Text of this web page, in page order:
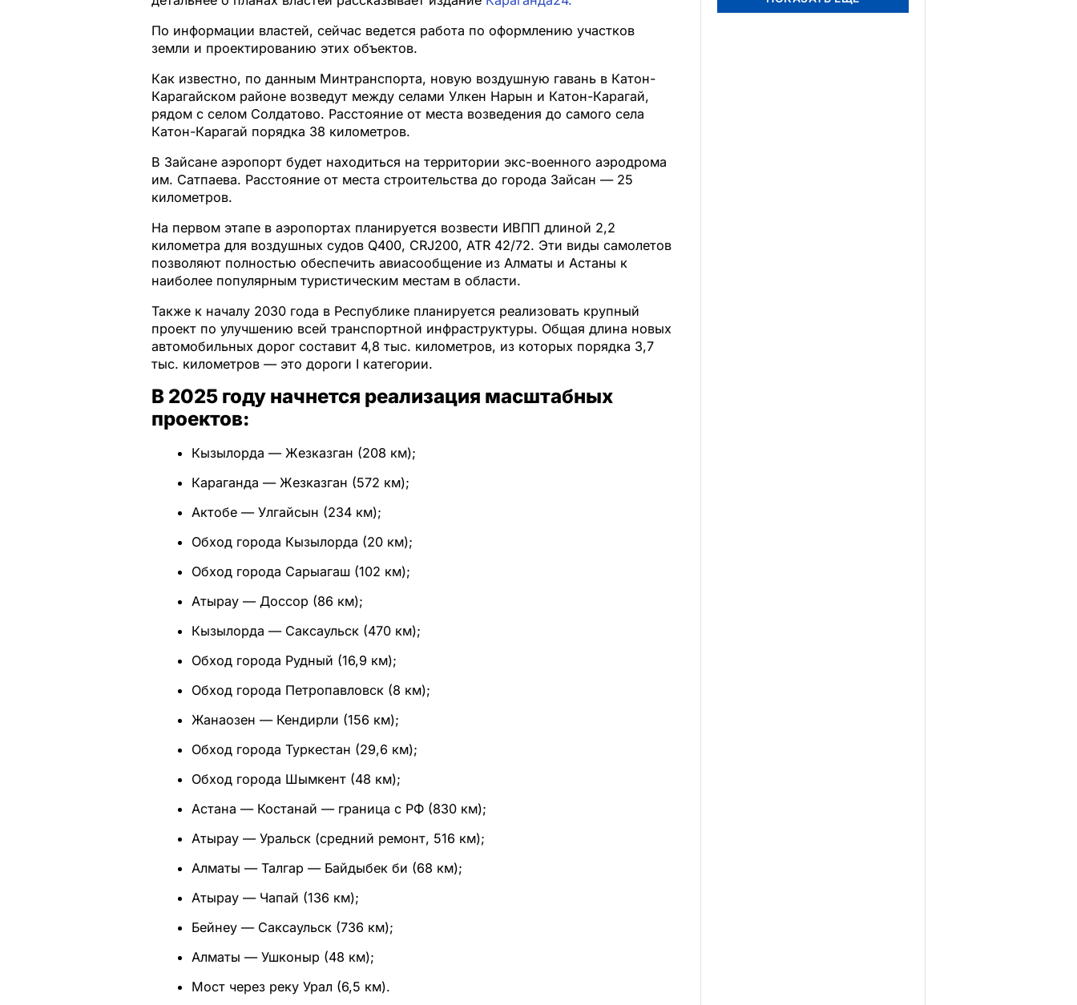
По информации властей, сейчас ведется работа по оформлению участков
земли и проектированию этих объектов.
Как известно, по данным Минтранспорта, новую воздушную гавань в Катон-
Карагайском районе возведут между селами Улкен Нарын и Катон-Карагай,
рядом с селом Солдатово. Расстояние от места возведения до самого села
Катон-Карагай порядка 38 километров.
В Зайсане аэропорт будет находиться на территории экс-военного аэродрома
им. Сатпаева. Расстояние от места строительства до города Зайсан — 25
километров.
На первом этапе в аэропортах планируется возвести ИВПП длиной 2,2
километра для воздушных судов Q400, CRJ200, ATR 42/72. Эти виды самолетов
позволяют полностью обеспечить авиасообщение из Алматы и Астаны к
наиболее популярным туристическим местам в области.
Также к началу 2030 года в Республике планируется реализовать крупный
проект по улучшению всей транспортной инфраструктуры. Общая длина новых
автомобильных дорог составит 4,8 тыс. километров, из которых порядка 3,7
тыс. километров — это дороги I категории.
В 2025 году начнется реализация масштабных
проектов:
Кызылорда — Жезказган (208 км);
Караганда — Жезказган (572 км);
Актобе — Улгайсын (234 км);
Обход города Кызылорда (20 км);
Обход города Сарыагаш (102 км);
Атырау — Доссор (86 км);
Кызылорда — Саксаульск (470 км);
Обход города Рудный (16,9 км);
Обход города Петропавловск (8 км);
Жанаозен — Кендирли (156 км);
Обход города Туркестан (29,6 км);
Обход города Шымкент (48 км);
Астана — Костанай — граница с РФ (830 км);
Атырау — Уральск (средний ремонт, 516 км);
Алматы — Талгар — Байдыбек би (68 км);
Атырау — Чапай (136 км);
Бейнеу — Саксаульск (736 км);
Алматы — Ушконыр (48 км);
Мост через реку Урал (6,5 км).